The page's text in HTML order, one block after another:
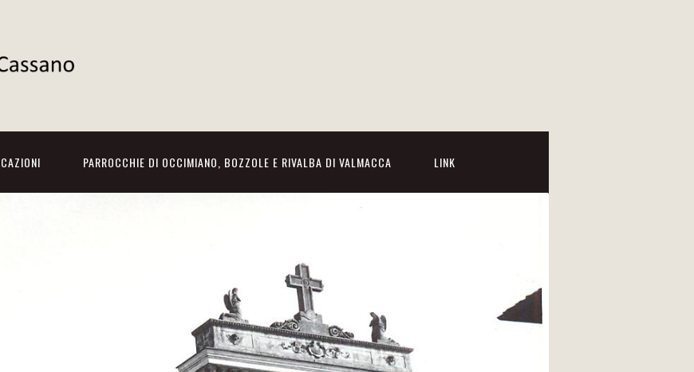
PARROCCHIE DI OCCIMIANO, BOZZOLE E RIVALBA DI VALMACCA LINK